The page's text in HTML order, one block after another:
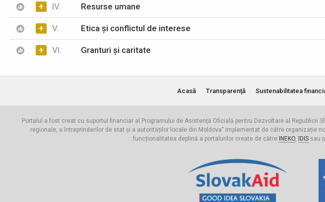
+ IV. Resurse umane
+ V. Etica și conflictul de interese
+ VI. Granturi și caritate
Acasă Transparenţă Sustenabilitatea
Portalul a fost creat cu suportul financiar al Programului de Asistență Oficială pentru Dezvoltare al Republicii
regionale, a întreprinderilor de stat și a autorităților locale din Moldova" implementat de către organizație
funcționalitatea deplină a portalurilor create de către INEKO, IDISsau